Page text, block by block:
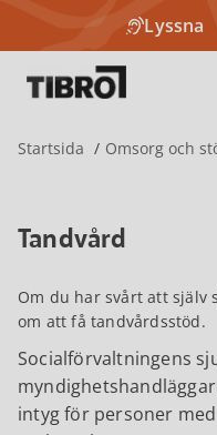
Lyssna
Startsida Omsorg och
Tandvård
Om du har svårt att själv
om att få tandvårdsstöd.
Socialförvaltningens
intyg för personer